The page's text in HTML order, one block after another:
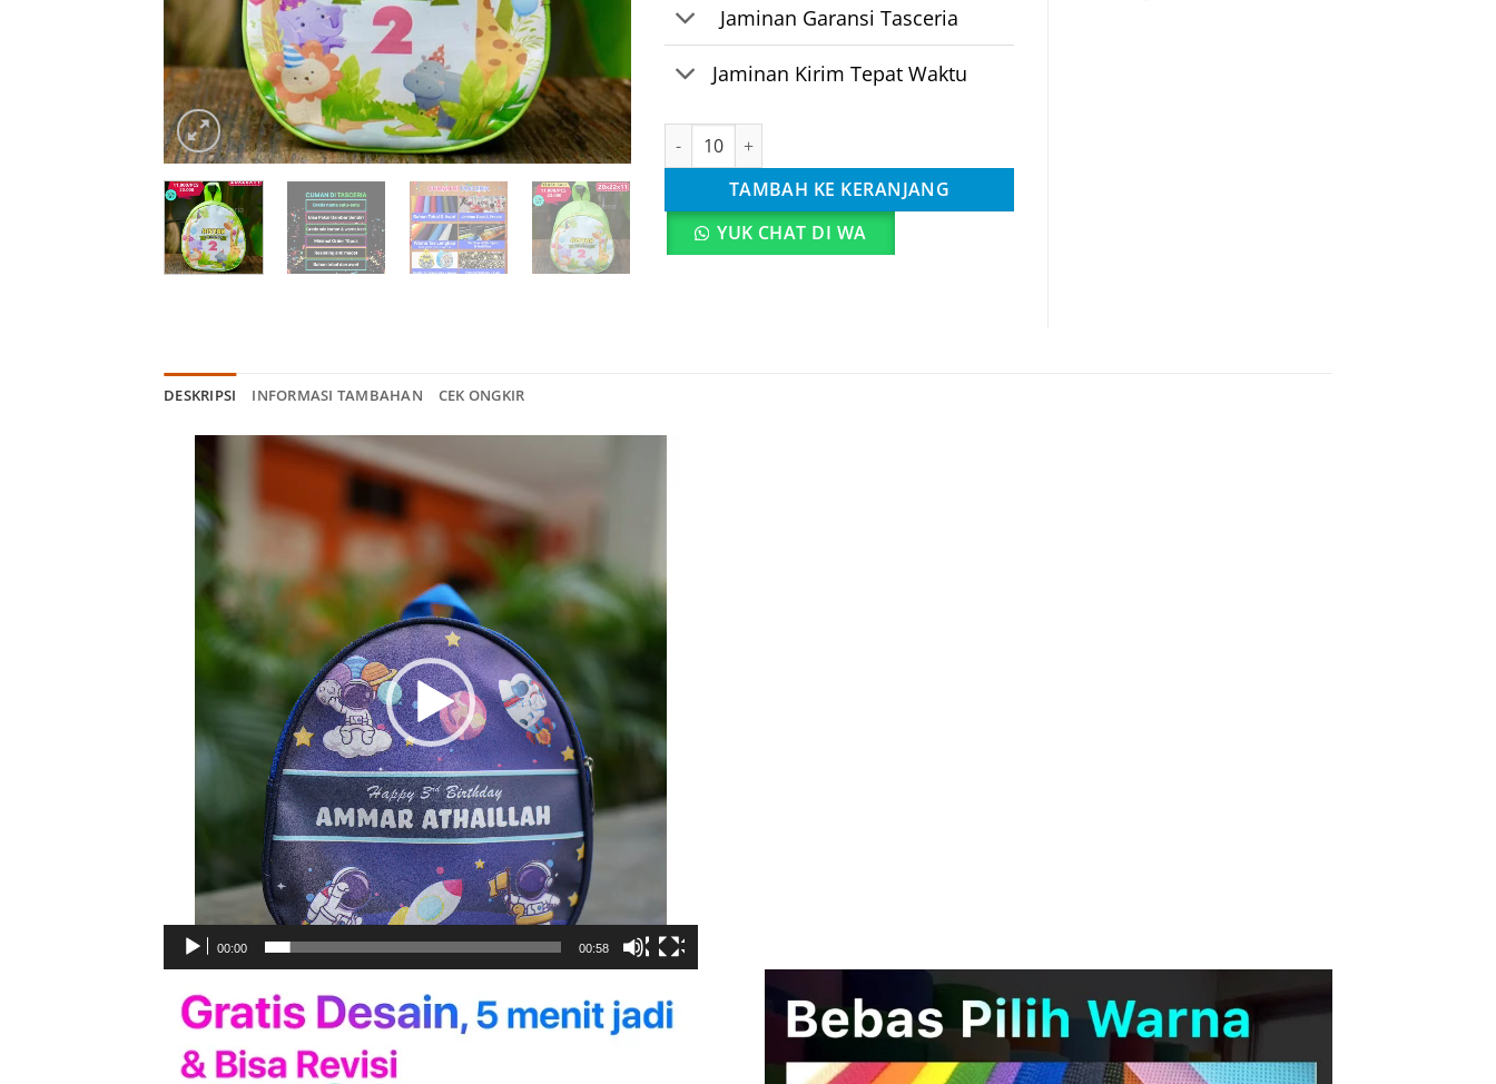
Jaminan Garansi Tasceria
Jaminan Kirim Tepat Waktu
Kuantitas Tas Ransel Telur Souvenir Custom Zoo
TAMBAH KE KERANJANG
YUK CHAT DI WA
DESKRIPSI INFORMASI TAMBAHAN CEK ONGKIR
00:00 00:58